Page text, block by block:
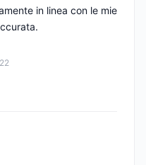
in linea con le mie